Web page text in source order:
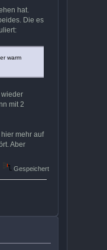
hat.
Die es
warm
wieder
mit 2
mehr auf
Aber
Gespeichert